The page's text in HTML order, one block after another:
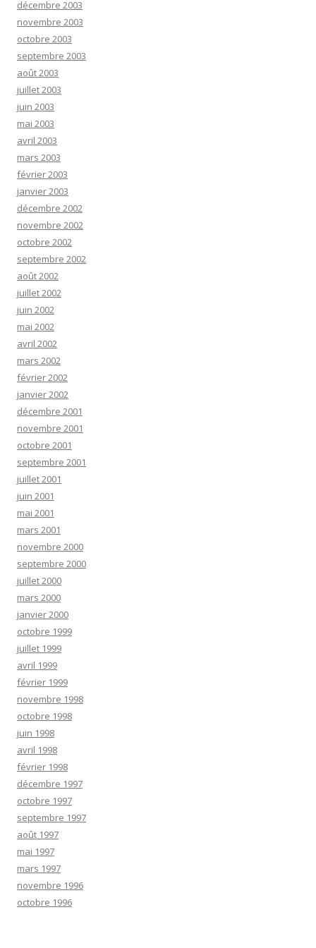
décembre 2003
novembre 2003
octobre 2003
septembre 2003
août 2003
juillet 2003
juin 2003
mai 2003
avril 2003
mars 2003
février 2003
janvier 2003
décembre 2002
novembre 2002
octobre 2002
septembre 2002
août 2002
juillet 2002
juin 2002
mai 2002
avril 2002
mars 2002
février 2002
janvier 2002
décembre 2001
novembre 2001
octobre 2001
septembre 2001
juillet 2001
juin 2001
mai 2001
mars 2001
novembre 2000
septembre 2000
juillet 2000
mars 2000
janvier 2000
octobre 1999
juillet 1999
avril 1999
février 1999
novembre 1998
octobre 1998
juin 1998
avril 1998
février 1998
décembre 1997
octobre 1997
septembre 1997
août 1997
mai 1997
mars 1997
novembre 1996
octobre 1996